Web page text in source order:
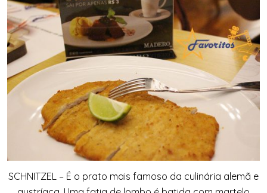
SCHNITZEL – É o prato mais famoso da culinária alemã e